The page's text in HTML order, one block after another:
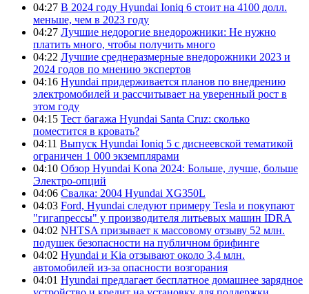
04:27 В 2024 году Hyundai Ioniq 6 стоит на 4100 долл.
меньше, чем в 2023 году
04:27 Лучшие недорогие внедорожники: Не нужно
платить много, чтобы получить много
04:22 Лучшие среднеразмерные внедорожники 2023 и
2024 годов по мнению экспертов
04:16 Hyundai придерживается планов по внедрению
электромобилей и рассчитывает на уверенный рост в
этом году
04:15 Тест багажа Hyundai Santa Cruz: сколько
поместится в кровать?
04:11 Выпуск Hyundai Ioniq 5 с диснеевской тематикой
ограничен 1 000 экземплярами
04:10 Обзор Hyundai Kona 2024: Больше, лучше, больше
Электро-опций
04:06 Свалка: 2004 Hyundai XG350L
04:03 Ford, Hyundai следуют примеру Tesla и покупают
"гигапрессы" у производителя литьевых машин IDRA
04:02 NHTSA призывает к массовому отзыву 52 млн.
подушек безопасности на публичном брифинге
04:02 Hyundai и Kia отзывают около 3,4 млн.
автомобилей из-за опасности возгорания
04:01 Hyundai предлагает бесплатное домашнее зарядное